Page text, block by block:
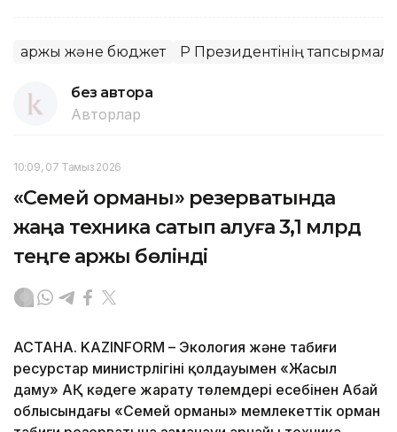
Қаржы және бюджет ҚР Президентінің
без автора
Авторлар
10:09, 07 Тамыз 2026
«Семей орманы» резерватында
жаңа техника сатып алуға 3,1 млрд
теңге қаржы бөлінді
АСТАНА. KAZINFORM – Экология және табиғи
ресурстар министрлігінің қолдауымен «Жасыл
даму» АҚ кәдеге жарату төлемдері есебінен Абай
облысындағы «Семей орманы» мемлекеттік орман